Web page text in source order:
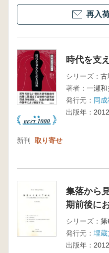
再入
時代を支
シリーズ： 古
著者： 一瀬
発行元： 同成
出版年：
新刊 取り寄せ
集落から
期前後に
シリーズ：
発行元： 埋蔵
出版年：